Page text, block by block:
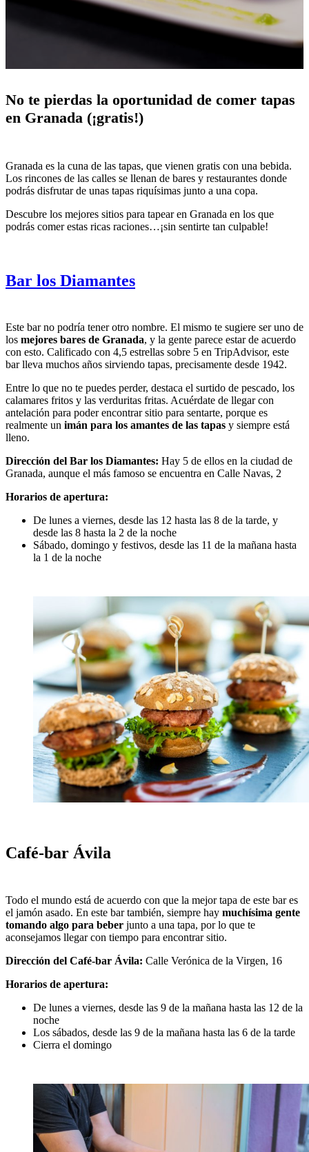
No te pierdas la oportunidad de comer tapas
en Granada (¡gratis!)
Granada es la cuna de las tapas, que vienen gratis con una bebida.
Los rincones de las calles se llenan de bares y restaurantes donde
podrás disfrutar de unas tapas riquísimas junto a una copa.
Descubre los mejores sitios para tapear en Granada en los que
podrás comer estas ricas raciones…¡sin sentirte tan culpable!
Bar los Diamantes
Este bar no podría tener otro nombre. El mismo te sugiere ser uno de
los mejores bares de Granada, y la gente parece estar de acuerdo
con esto. Calificado con 4,5 estrellas sobre 5 en TripAdvisor, este
bar lleva muchos años sirviendo tapas, precisamente desde 1942.
Entre lo que no te puedes perder, destaca el surtido de pescado, los
calamares fritos y las verduritas fritas. Acuérdate de llegar con
antelación para poder encontrar sitio para sentarte, porque es
realmente un imán para los amantes de las tapas y siempre está
lleno.
Dirección del Bar los Diamantes: Hay 5 de ellos en la ciudad de
Granada, aunque el más famoso se encuentra en Calle Navas, 2
Horarios de apertura:
De lunes a viernes, desde las 12 hasta las 8 de la tarde, y
desde las 8 hasta la 2 de la noche
Sábado, domingo y festivos, desde las 11 de la mañana hasta
la 1 de la noche
Café-bar Ávila
Todo el mundo está de acuerdo con que la mejor tapa de este bar es
el jamón asado. En este bar también, siempre hay muchísima gente
tomando algo para beber junto a una tapa, por lo que te
aconsejamos llegar con tiempo para encontrar sitio.
Dirección del Café-bar Ávila: Calle Verónica de la Virgen, 16
Horarios de apertura:
De lunes a viernes, desde las 9 de la mañana hasta las 12 de la
noche
Los sábados, desde las 9 de la mañana hasta las 6 de la tarde
Cierra el domingo